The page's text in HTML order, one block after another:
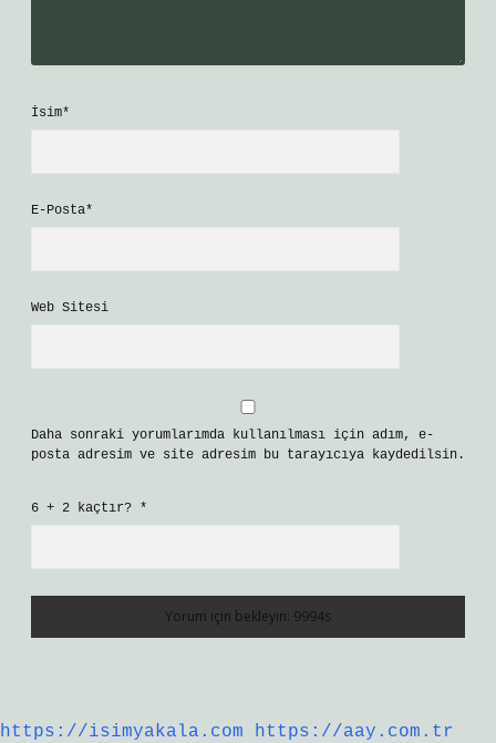
İsim*
E-Posta*
Web Sitesi
Daha sonraki yorumlarımda kullanılması için adım, e-
posta adresim ve site adresim bu tarayıcıya kaydedilsin.
6 + 2 kaçtır? *
https://isimyakala.com
https://aay.com.tr